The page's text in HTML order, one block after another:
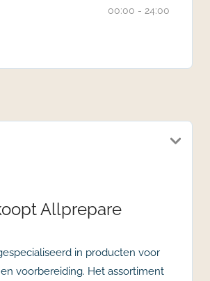
00:00 - 24:00
Allprepare
in producten voor
voorbereiding. Het assortiment